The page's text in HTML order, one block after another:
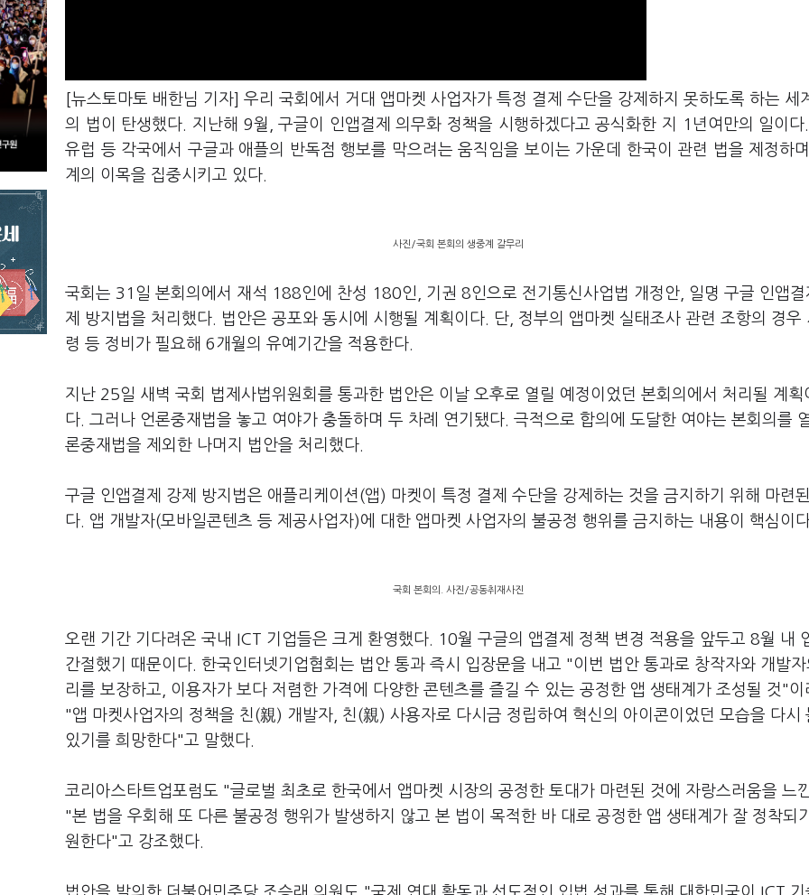
[뉴스토마토 배한님 기자] 우리 국회에서 거대 앱마켓 사업자가 특정 결제 수단을 강제하지 못하도록 하는 세
의 법이 탄생했다. 지난해 9월, 구글이 인앱결제 의무화 정책을 시행하겠다고 공식화한 지 1년여만의 일이다
유럽 등 각국에서 구글과 애플의 반독점 행보를 막으려는 움직임을 보이는 가운데 한국이 관련 법을 제정하
계의 이목을 집중시키고 있다.
사진/국회 본회의 생중계 갈무리
국회는 31일 본회의에서 재석 188인에 찬성 180인, 기권 8인으로 전기통신사업법 개정안, 일명 구글 인앱결
제 방지법을 처리했다. 법안은 공포와 동시에 시행될 계획이다. 단, 정부의 앱마켓 실태조사 관련 조항의 경우
령 등 정비가 필요해 6개월의 유예기간을 적용한다.
지난 25일 새벽 국회 법제사법위원회를 통과한 법안은 이날 오후로 열릴 예정이었던 본회의에서 처리될 계획
다. 그러나 언론중재법을 놓고 여야가 충돌하며 두 차례 연기됐다. 극적으로 합의에 도달한 여야는 본회의를
론중재법을 제외한 나머지 법안을 처리했다.
구글 인앱결제 강제 방지법은 애플리케이션(앱) 마켓이 특정 결제 수단을 강제하는 것을 금지하기 위해 마련
다. 앱 개발자(모바일콘텐츠 등 제공사업자)에 대한 앱마켓 사업자의 불공정 행위를 금지하는 내용이 핵심이
국회 본회의. 사진/공동취재사진
오랜 기간 기다려온 국내 ICT 기업들은 크게 환영했다. 10월 구글의 앱결제 정책 변경 적용을 앞두고 8월 내
간절했기 때문이다. 한국인터넷기업협회는 법안 통과 즉시 입장문을 내고 "이번 법안 통과로 창작자와 개발
리를 보장하고, 이용자가 보다 저렴한 가격에 다양한 콘텐츠를 즐길 수 있는 공정한 앱 생태계가 조성될 것"이
"앱 마켓사업자의 정책을 친(親) 개발자, 친(親) 사용자로 다시금 정립하여 혁신의 아이콘이었던 모습을 다시
있기를 희망한다"고 말했다.
코리아스타트업포럼도 "글로벌 최초로 한국에서 앱마켓 시장의 공정한 토대가 마련된 것에 자랑스러움을 느
"본 법을 우회해 또 다른 불공정 행위가 발생하지 않고 본 법이 목적한 바 대로 공정한 앱 생태계가 잘 정착되
원한다"고 강조했다.